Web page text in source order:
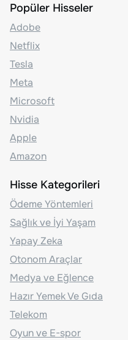
Popüler Hisseler
Adobe
Netflix
Tesla
Meta
Microsoft
Nvidia
Apple
Amazon
Hisse Kategorileri
Ödeme Yöntemleri
Sağlık ve İyi Yaşam
Yapay Zeka
Otonom Araçlar
Medya ve Eğlence
Hazır Yemek Ve Gıda
Telekom
Oyun ve E-spor